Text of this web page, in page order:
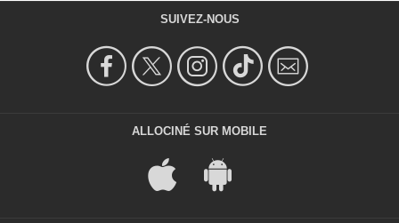
SUIVEZ-NOUS
ALLOCINÉ SUR MOBILE